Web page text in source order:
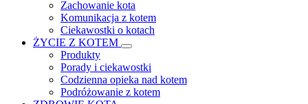
Zachowanie kota
Komunikacja z kotem
Ciekawostki o kotach
ŻYCIE Z KOTEM
Produkty
Porady i ciekawostki
Codzienna opieka nad kotem
Podróżowanie z kotem